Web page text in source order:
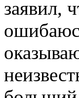
заявил,